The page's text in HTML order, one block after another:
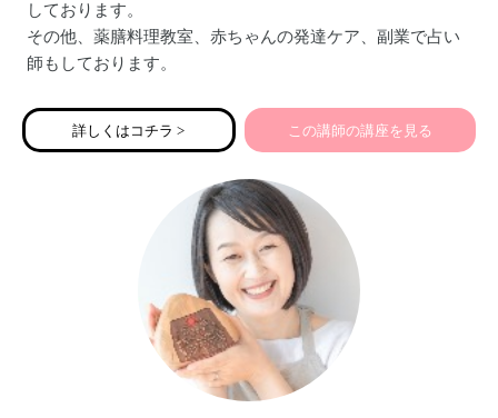
しております。
その他、薬膳料理教室、赤ちゃんの発達ケア、副業で占い
師もしております。
詳しくはコチラ > この講師の講座を見る